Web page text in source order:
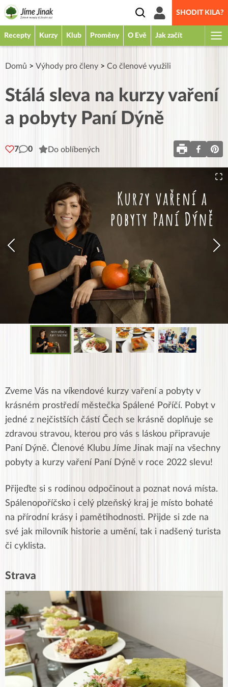
SHODIT KILA?
Recepty Kurzy Klub Proměny O Evě Jak začít
Domů > Výhody pro členy > Co členové využili
Stálá sleva na kurzy vaření
a pobyty Paní Dýně
7 0 Do oblíbených
Zveme Vás na víkendové kurzy vaření a pobyty v
krásném prostředí městečka Spálené Poříčí. Pobyt v
jedné z nejčistších částí Čech se krásně doplňuje se
zdravou stravou, kterou pro vás s láskou připravuje
Paní Dýně. Členové Klubu Jíme Jinak mají na všechny
pobyty a kurzy vaření Paní Dýně v roce 2022 slevu!
Přijeďte si s rodinou odpočinout a poznat nová místa.
Spálenopoříčsko i celý plzeňský kraj je místo bohaté
na přírodní krásy i pamětihodnosti. Přijde si zde na
své jak milovník historie a umění, tak i nadšený turista
či cyklista.
Strava